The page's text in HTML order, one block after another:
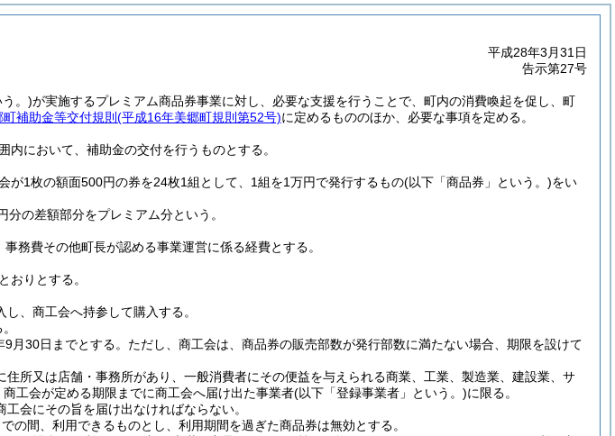
平成28年3月31日
告示第27号
。)が実施するプレミアム商品券事業に対し、必要な支援を行うことで、町内の消費喚起を促し、町
町補助金等交付規則 (平成16年美郷町規則第52号)に定めるもののほか、必要な事項を定める。
内において、補助金の交付を行うものとする。
が1枚の額面500円の券を24枚1組として、1組を1万円で発行するもの(以下「商品券」という。)をい
の差額部分をプレミアム分という。
務費その他町長が認める事業運営に係る経費とする。
おりとする。
、商工会へ持参して購入する。
月30日までとする。 ただし、商工会は、商品券の販売部数が発行部数に満たない場合、期限を設けて
所又は店舗・事務所があり、一般消費者にその便益を与えられる商業、工業、製造業、建設業、サ
商工会が定める期限までに商工会へ届け出た事業者(以下「登録事業者」という。)に限る。
会にその旨を届け出なければならない。
の間、利用できるものとし、利用期間を過ぎた商品券は無効とする。